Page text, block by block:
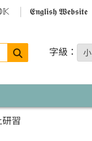
𝕰𝖓𝖌𝖑𝖎𝖘𝖍 𝖂𝖊𝖇𝖘𝖎𝖙𝖊
搜
字級： 小
習